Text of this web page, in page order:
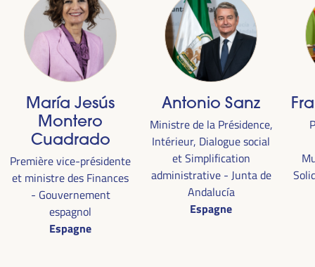
María Jesús
Montero
Cuadrado
Première vice-présidente
et ministre des Finances
- Gouvernement
espagnol
Espagne
Antonio Sanz
Ministre de la Présidence,
Intérieur, Dialogue social
et Simplification
administrative - Junta de
Andalucía
Espagne